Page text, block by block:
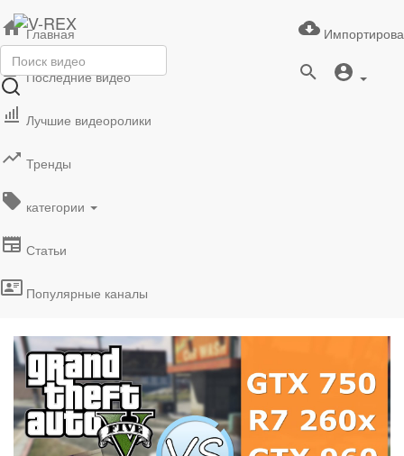
Главная
Последние видео
Лучшие видеоролики
Тренды
категории
Статьи
Популярные каналы